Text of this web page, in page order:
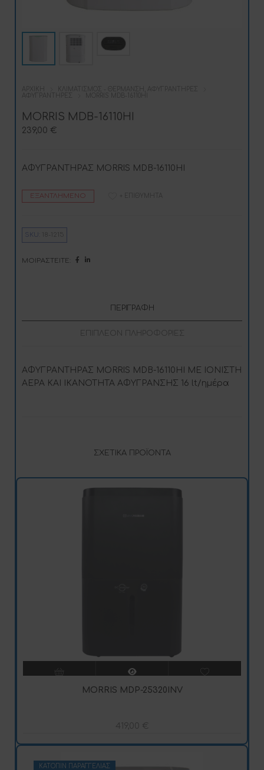
ΑΡΧΙΚΉ
ΚΛΙΜΑΤΙΣΜΌΣ - ΘΈΡΜΑΝΣΗ, ΑΦΥΓΡΑΝΤΉΡΕΣ
ΑΦΥΓΡΑΝΤΉΡΕΣ
MORRIS MDB-16110HI
MORRIS MDB-16110HI
239,00 €
ΑΦΥΓΡΑΝΤΗΡΑΣ MORRIS MDB-16110HI
ΕΞΑΝΤΛΗΜΈΝΟ + ΕΠΙΘΥΜΗΤΆ
SKU:
ΜΟΙΡΑΣΤΕΊΤΕ:
ΠΕΡΙΓΡΑΦΉ
ΕΠΙΠΛΈΟΝ ΠΛΗΡΟΦΟΡΊΕΣ
ΑΦΥΓΡΑΝΤΗΡΑΣ MORRIS MDB-16110HI ΜΕ ΙΟΝΙΣΤΗ
ΑΕΡΑ ΚΑΙ ΙΚΑΝΟΤΗΤΑ ΑΦΥΓΡΑΝΣΗΣ 16 lt/ημέρα
ΣΧΕΤΙΚΆ ΠΡΟΪΌΝΤΑ
MORRIS MDP-25320INV
419,00 €
ΚΑΤΌΠΙΝ ΠΑΡΑΓΓΕΛΊΑΣ